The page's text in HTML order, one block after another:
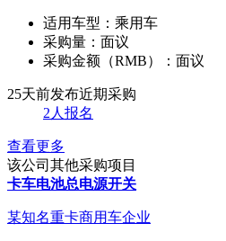
适用车型： 乘用车
采购量： 面议
采购金额（RMB）： 面议
25天前发布近期采购
2人报名
查看更多
该公司其他采购项目
卡车电池总电源开关
某知名重卡商用车企业